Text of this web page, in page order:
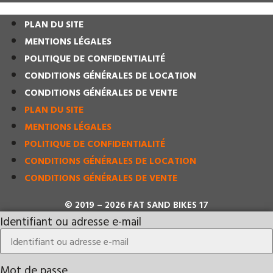
PLAN DU SITE
MENTIONS LÉGALES
POLITIQUE DE CONFIDENTIALITÉ
CONDITIONS GÉNÉRALES DE LOCATION
CONDITIONS GÉNÉRALES DE VENTE
PLAN DU SITE
MENTIONS LÉGALES
POLITIQUE DE CONFIDENTIALITÉ
CONDITIONS GÉNÉRALES DE LOCATION
CONDITIONS GÉNÉRALES DE VENTE
© 2019 – 2026 FAT SAND BIKES 17
Identifiant ou adresse e-mail